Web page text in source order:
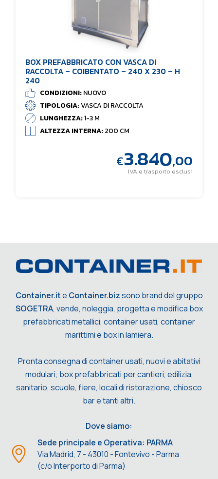
BOX PREFABBRICATO CON VASCA DI
RACCOLTA – COIBENTATO – 240 X 230 – H
240
CONDIZIONI:NUOVO
TIPOLOGIA:VASCA DI RACCOLTA
LUNGHEZZA:1-3 M
ALTEZZA INTERNA:200 CM
€3.840,00
IVA e trasporto esclusi
Container.ite Container.bizsono brand del gruppo
SOGETRA, vende, noleggia, progetta e modifica box
prefabbricati metallici, container usati, container
marittimi e box in lamiera.
Pronta consegna di container usati, nuovi e abitativi
modulari; box prefabbricati per cantieri, edilizia,
sanitario, scuole, fiere, locali di ristorazione, chiosco
bar e tanti altri.
Dove siamo:
Sede principale e Operativa: PARMA
Via Madrid, 7 - 43010 - Fontevivo - Parma
(c/o Interporto di Parma)